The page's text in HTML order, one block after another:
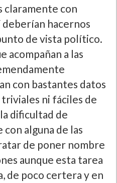
claramente con
deberían hacernos
de vista político.
acompañan a las
con bastantes datos
triviales ni fáciles de
dificultad de
alguna de las
de poner nombre
aunque esta tarea
de poco certera y en